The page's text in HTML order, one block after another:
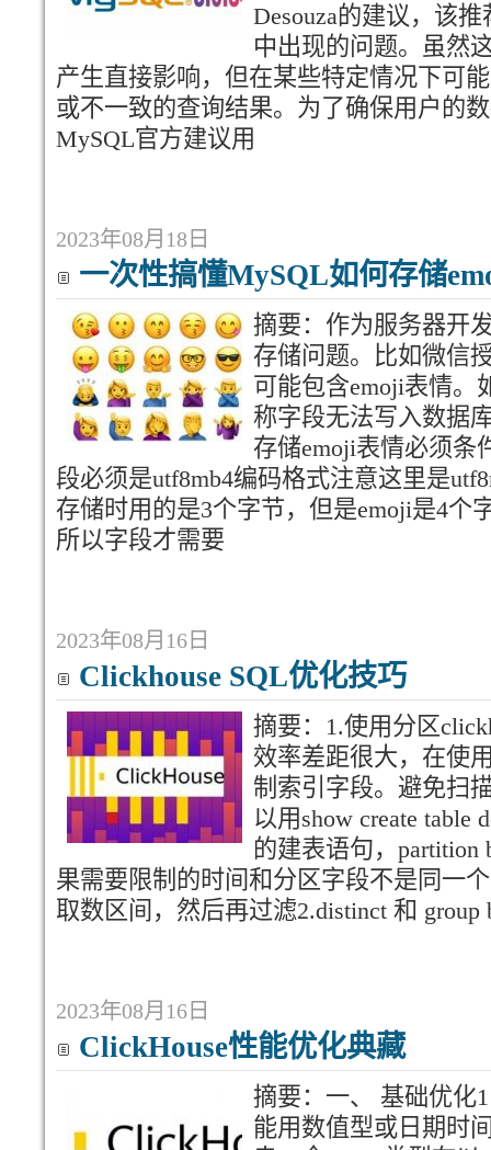
Desouza的建议，该
中出现的问题。虽然
产生直接影响，但在某些特定情况下可
或不一致的查询结果。为了确保用户的
MySQL官方建议用
2023年08月18日
一次性搞懂MySQL如何存储
摘要：作为服务器开
存储问题。比如微信
可能包含emoji表情。
称字段无法写入数据
存储emoji表情必须条
段必须是utf8mb4编码格式注意这里是
存储时用的是3个字节，但是emoji是4个
所以字段才需要
2023年08月16日
Clickhouse SQL优化技巧
摘要：1.使用分区
效率差距很大，在使
制索引字段。避免扫
以用show create table
的建表语句，
果需要限制的时间和分区字段不是同一
取数区间，然后再过滤2.distinct 和 group
2023年08月16日
ClickHouse性能优化典藏
摘要：一、 基础优化
能用数值型或日期时